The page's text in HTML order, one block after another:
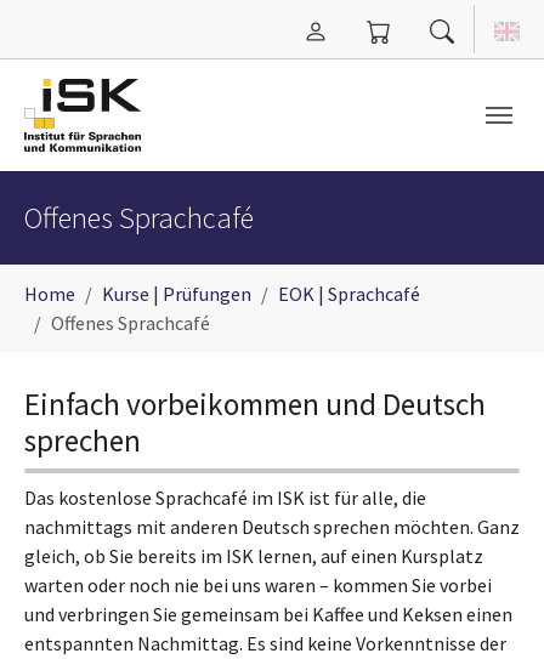
Zum Hauptinhalt springen
Offenes Sprachcafé
Home Kurse | Prüfungen
EOK | Sprachcafé
Offenes Sprachcafé
Einfach vorbeikommen und Deutsch
sprechen
Das kostenlose Sprachcafé im ISK ist für alle, die
nachmittags mit anderen Deutsch sprechen möchten. Ganz
gleich, ob Sie bereits im ISK lernen, auf einen Kursplatz
warten oder noch nie bei uns waren – kommen Sie vorbei
und verbringen Sie gemeinsam bei Kaffee und Keksen einen
entspannten Nachmittag. Es sind keine Vorkenntnisse der